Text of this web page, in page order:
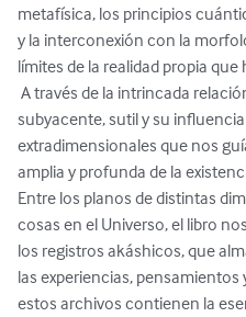
metafísica, los principios
y la interconexión con la
límites de la realidad propia
subyacente, sutil y su
extradimensionales que nos
amplia y profunda de la
Entre los planos de distintas
cosas en el Universo, el libro
los registros akáshicos, que
las experiencias,
estos archivos contienen la